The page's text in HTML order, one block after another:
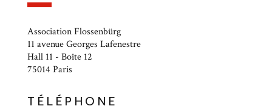
Association Flossenbürg
11 avenue Georges Lafenestre
Hall 11 - Boîte 12
75014 Paris
TÉLÉPHONE